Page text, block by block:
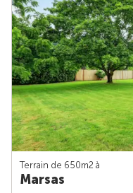
Terrain de 650m2 à
Marsas